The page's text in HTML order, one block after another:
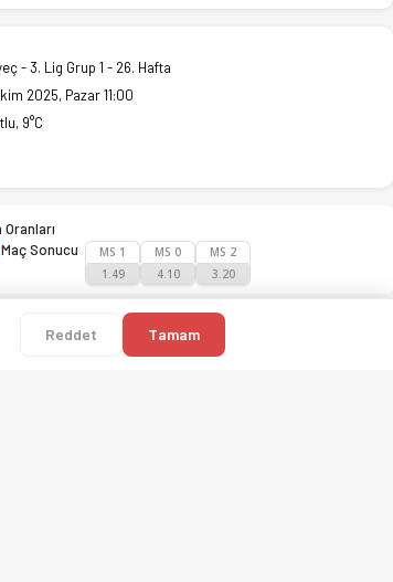
- 3. Lig Grup 1 - 26. Hafta
2025, Pazar 11:00
9°C
Oranları
Maç Sonucu
MS 1
1.49
MS 0
4.10
MS 2
3.20
Ofsayt ile hiçbir maçı kaçırmayın.
Reddet Tamam